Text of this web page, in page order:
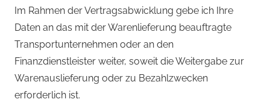
Im Rahmen der Vertragsabwicklung gebe ich Ihre
Daten an das mit der Warenlieferung beauftragte
Transportunternehmen oder an den
Finanzdienstleister weiter, soweit die Weitergabe zur
Warenauslieferung oder zu Bezahlzwecken
erforderlich ist.